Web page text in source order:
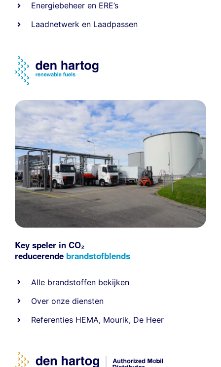
Energiebeheer en ERE’s
Laadnetwerk en Laadpassen
Key speler in CO₂
reducerende brandstofblends
Alle brandstoffen bekijken
Over onze diensten
Referenties HEMA, Mourik, De Heer